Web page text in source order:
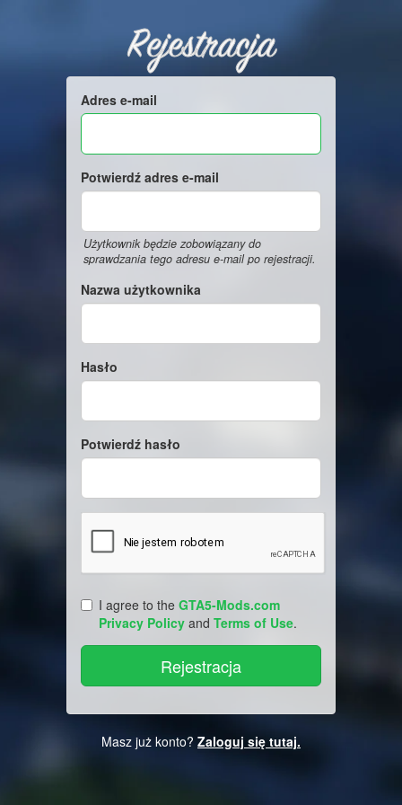
Rejestracja
Adres e-mail
Potwierdź adres e-mail
Użytkownik będzie zobowiązany do
sprawdzania tego adresu e-mail po rejestracji.
Nazwa użytkownika
Hasło
Potwierdź hasło
I agree to the GTA5-Mods.com
Privacy Policy and Terms of Use.
Masz już konto? Zaloguj się tutaj.